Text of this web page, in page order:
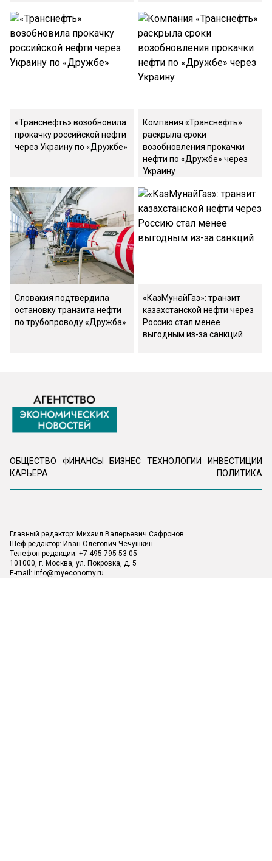
«Транснефть» возобновила
прокачку российской нефти
через Украину по «Дружбе»
Компания «Транснефть»
раскрыла сроки
возобновления прокачки
нефти по «Дружбе» через
Украину
Словакия подтвердила
остановку транзита нефти
по трубопроводу «Дружба»
«КазМунайГаз»: транзит
казахстанской нефти через
Россию стал менее
выгодным из-за санкций
ОБЩЕСТВО ФИНАНСЫ БИЗНЕС ТЕХНОЛОГИИ
ИНВЕСТИЦИИ
КАРЬЕРА
ПОЛИТИКА
Главный редактор: Михаил Валерьевич Сафронов.
Шеф-редактор: Иван Олегович Чечушкин.
Телефон редакции: +7 495 795-53-05
101000, г. Москва, ул. Покровка, д. 5
E-mail: info@myeconomy.ru